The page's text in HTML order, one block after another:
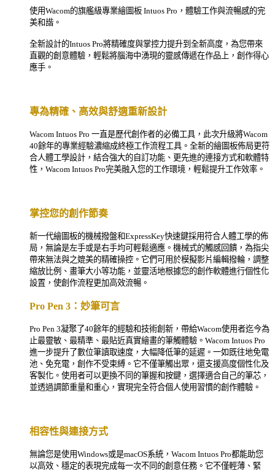
使用Wacom的旗艦級專業繪圖板 Intuos Pro ，體驗工作與流暢感的完
美和諧。
全新設計的Intuos Pro將精確度與掌控力提升到全新高度，為您帶來
直觀的創意體驗，輕鬆將腦海中湧現的靈感傳遞在作品上，創作得心
應手。
專為精確、高效與舒適重新設計
Wacom Intuos Pro 一直是歷代創作者的必備工具，此次升級將Wacom
40餘年的專業經驗濃縮成終極工作流程工具。全新的繪圖板佈局更符
合人體工學設計，結合強大的自訂功能、更先進的連接方式和軟體特
性， Wacom Intuos Pro完美融入您的工作環境，輕鬆提升工作效率。
掌控您的創作節奏
新一代繪圖板的機械撥盤和ExpressKey快速鍵採用符合人體工學的佈
局，無論是左手或是右手均可輕鬆適應。機械式的觸感回饋，為指尖
帶來無法與之媲美的精確操控。它們可用於模擬影片編輯撥輪，調整
縮放比例、畫筆大小等功能，並靈活地根據您的創作軟體進行個性化
設置，使創作流程更加高效流暢。
Pro Pen 3 ：妙筆可言
Pro Pen 3凝聚了40餘年的經驗和技術創新，帶給Wacom使用者迄今為
止最靈敏、最精準、最貼近真實繪畫的筆觸體驗。 Wacom Intuos Pro
進一步提升了數位筆讀取速度，大幅降低筆的延遲。一如既往地免電
池、免充電，創作不受束縛。它不僅筆觸出眾，還支援高度個性化及
客製化。使用者可以更換不同的筆握和按鍵，選擇適合自己的筆芯，
並透過調節重量和重心，實現完全符合個人使用習慣的創作體驗。
相容性與連接方式
無論您是使用Windows或是macOS系統， Wacom Intuos Pro都能助您
以高效、穩定的表現完成每一次不同的創意任務。它不僅輕薄、緊